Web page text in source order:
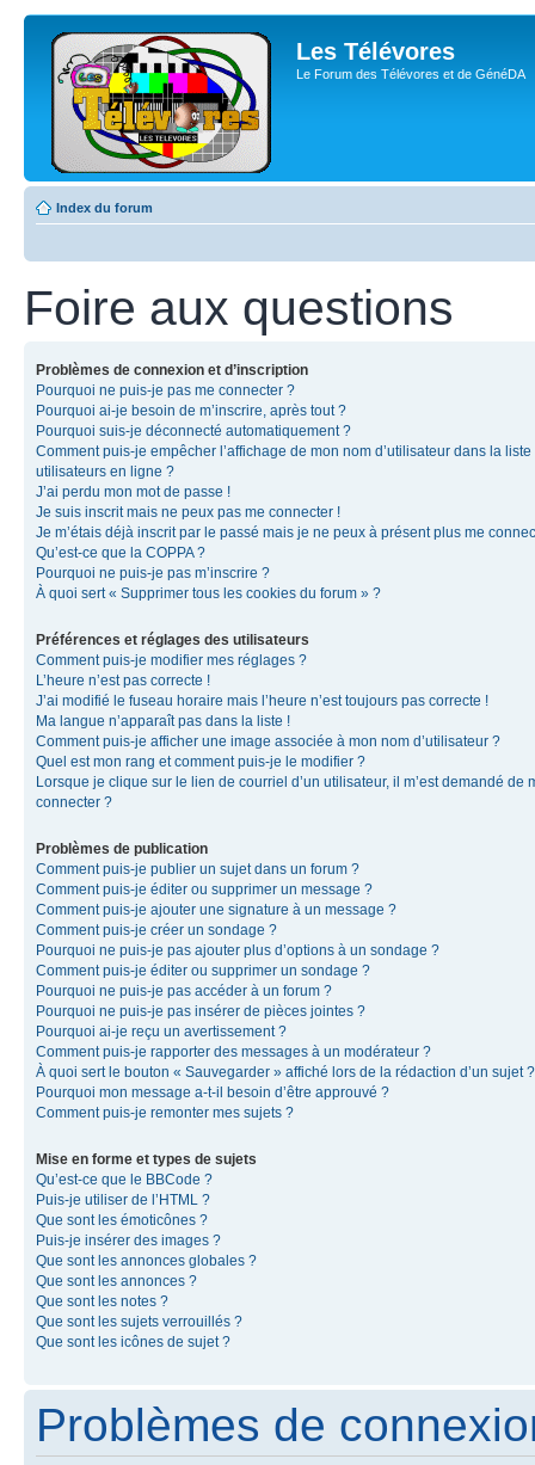
Les Télévores
Le Forum des Télévores et de GénéDA
Index du forum
Foire aux questions
Problèmes de connexion et d’inscription
Pourquoi ne puis-je pas me connecter ?
Pourquoi ai-je besoin de m’inscrire, après tout ?
Pourquoi suis-je déconnecté automatiquement ?
Comment puis-je empêcher l’affichage de mon nom d’utilisateur dans la liste
utilisateurs en ligne ?
J’ai perdu mon mot de passe !
Je suis inscrit mais ne peux pas me connecter !
Je m’étais déjà inscrit par le passé mais je ne peux à présent plus me
Qu’est-ce que la COPPA ?
Pourquoi ne puis-je pas m’inscrire ?
À quoi sert « Supprimer tous les cookies du forum » ?
Préférences et réglages des utilisateurs
Comment puis-je modifier mes réglages ?
L’heure n’est pas correcte !
J’ai modifié le fuseau horaire mais l’heure n’est toujours pas correcte !
Ma langue n’apparaît pas dans la liste !
Comment puis-je afficher une image associée à mon nom d’utilisateur ?
Quel est mon rang et comment puis-je le modifier ?
Lorsque je clique sur le lien de courriel d’un utilisateur, il m’est demandé de
connecter ?
Problèmes de publication
Comment puis-je publier un sujet dans un forum ?
Comment puis-je éditer ou supprimer un message ?
Comment puis-je ajouter une signature à un message ?
Comment puis-je créer un sondage ?
Pourquoi ne puis-je pas ajouter plus d’options à un sondage ?
Comment puis-je éditer ou supprimer un sondage ?
Pourquoi ne puis-je pas accéder à un forum ?
Pourquoi ne puis-je pas insérer de pièces jointes ?
Pourquoi ai-je reçu un avertissement ?
Comment puis-je rapporter des messages à un modérateur ?
À quoi sert le bouton « Sauvegarder » affiché lors de la rédaction d’un sujet ?
Pourquoi mon message a-t-il besoin d’être approuvé ?
Comment puis-je remonter mes sujets ?
Mise en forme et types de sujets
Qu’est-ce que le BBCode ?
Puis-je utiliser de l’HTML ?
Que sont les émoticônes ?
Puis-je insérer des images ?
Que sont les annonces globales ?
Que sont les annonces ?
Que sont les notes ?
Que sont les sujets verrouillés ?
Que sont les icônes de sujet ?
Problèmes de